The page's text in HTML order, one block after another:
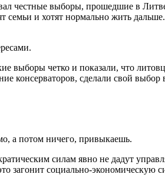
честные выборы, прошедшие в
и хотят нормально жить
выборы четко и показали, что
консерваторов, сделали свой
а потом ничего, привыкаешь.
силам явно не дадут
загонит социально-экономическую